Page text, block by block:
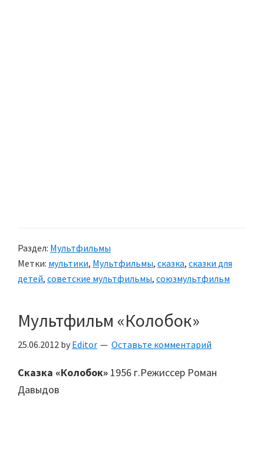
Раздел: Мультфильмы
Метки: мультики, Мультфильмы, сказка, сказки для
детей, советские мультфильмы, союзмультфильм
Мультфильм «Колобок»
25.06.2012 by Editor Оставьте комментарий
Сказка «Колобок» 1956 г.Режиссер Роман
Давыдов